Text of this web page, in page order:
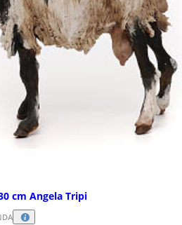
cm Angela Tripi